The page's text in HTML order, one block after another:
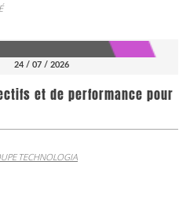
24 / 07 / 2026
et de performance pour
TECHNOLOGIA